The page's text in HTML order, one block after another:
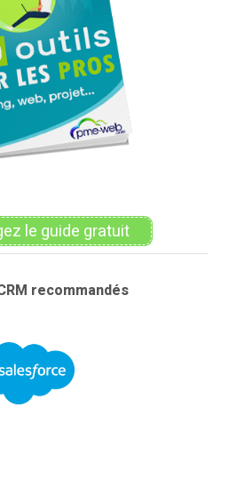
le guide gratuit
recommandés